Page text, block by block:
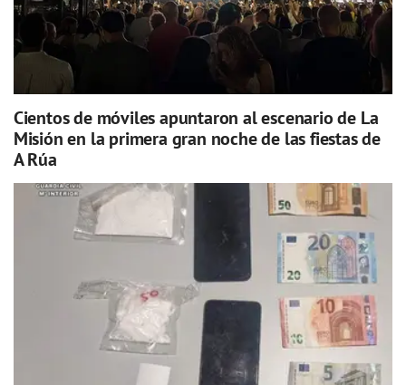
Cientos de móviles apuntaron al escenario de La
Misión en la primera gran noche de las fiestas de
A Rúa